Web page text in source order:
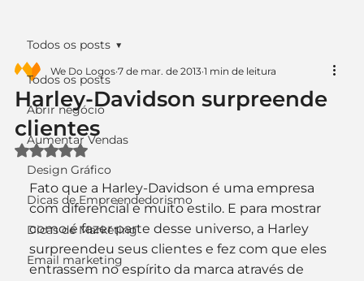
Todos os posts
Abrir negócio
Aumentar Vendas
Design Gráfico
Dicas de Empreendedorismo
Dicas de Marketing
Email marketing
Todos os posts
Harley-Davidson surpreende
clientes
We Do Logos 7 de mar. de 2013 1 min de leitura
Avaliado com NaN de 5 estrelas.
Fato que a Harley-Davidson é uma empresa
com diferencial e muito estilo. E para mostrar
como é fazer parte desse universo, a Harley
surpreendeu seus clientes e fez com que eles
entrassem no espírito da marca através de